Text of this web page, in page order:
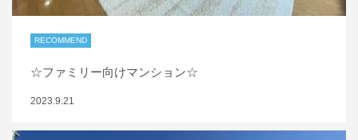
RECOMMEND
☆ファミリー向けマンション☆
2023.9.21